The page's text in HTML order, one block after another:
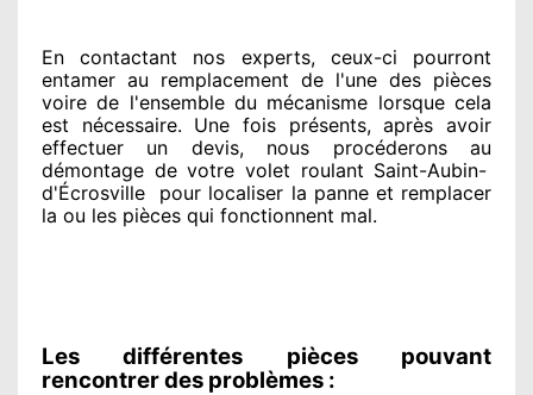
En contactant nos experts, ceux-ci pourront
entamer au remplacement de l'une des pièces
voire de l'ensembledu mécanisme lorsque cela
est nécessaire. Une fois présents, après avoir
effectuer un devis, nous procéderons au
démontage de votre volet roulant Saint-Aubin-
d'Écrosville
pour localiser la panne et remplacer
la ou les pièces qui fonctionnent mal.
Les différentes pièces pouvant
rencontrer des problèmes :